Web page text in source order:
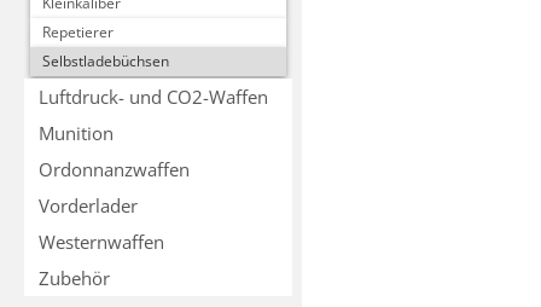
Repetierer
Selbstladebüchsen
Luftdruck- und CO2-Waffen
Munition
Ordonnanzwaffen
Vorderlader
Westernwaffen
Zubehör